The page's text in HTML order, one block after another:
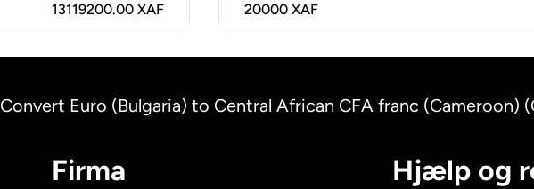
13119200.00 XAF 20000 XAF
Convert Euro (Bulgaria) to Central African CFA franc (Cameroon)
Firma Hjælp og